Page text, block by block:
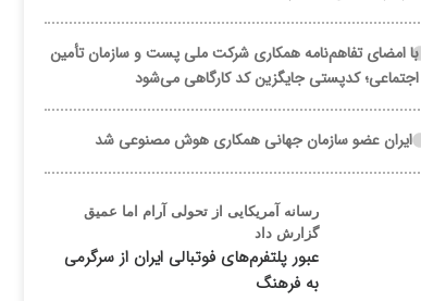
با امضای تفاهم‌نامه همکاری شرکت ملی پست و سازمان تأمین
اجتماعی؛ کدپستی جایگزین کد کارگاهی می‌شود
ایران عضو سازمان جهانی همکاری هوش مصنوعی شد
رسانه آمریکایی از تحولی آرام اما عمیق
گزارش داد
عبور پلتفرم‌های فوتبالی ایران از سرگرمی
به فرهنگ